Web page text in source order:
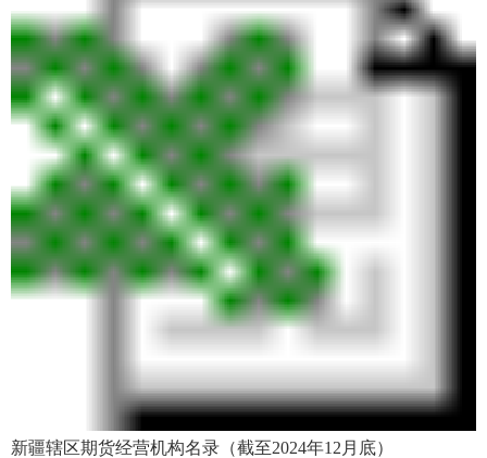
新疆辖区期货经营机构名录（截至2024年12月底）